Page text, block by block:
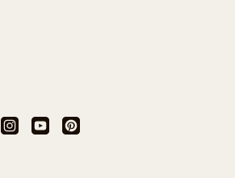
InstagramYouTubePinterest